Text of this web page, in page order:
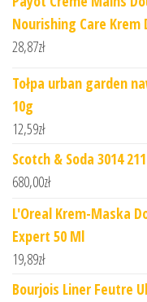
Nourishing Care Krem
28,87zł
Tołpa urban garden
10g
12,59zł
Scotch & Soda 3014
680,00zł
L'Oreal Krem-Maska
Expert 50 Ml
19,89zł
Bourjois Liner Feutre